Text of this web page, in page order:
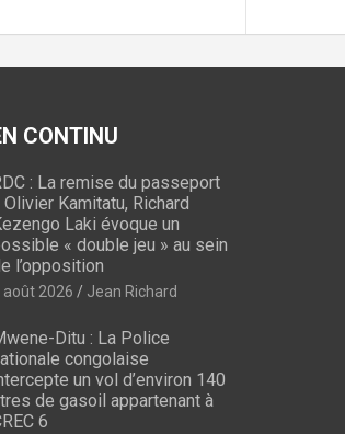
CONTINU
: La remise du passeport
Olivier Kamitatu, Richard
Laki évoque un
« double jeu » au sein
l’opposition
août 2026 Jean Richard
Ditu : La Police
congolaise
un vol d’environ 140
de gasoil appartenant à
6